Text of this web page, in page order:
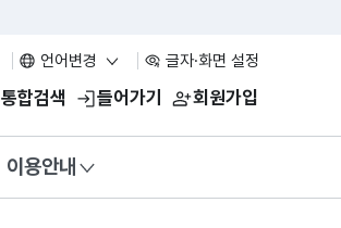
언어변경 글자·화면 설정
통합검색 들어가기 회원가입
이용안내